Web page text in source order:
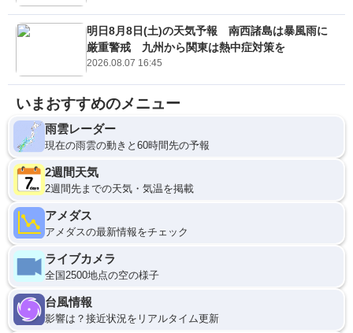
明日8月8日(土)の天気予報 南西諸島は暴風雨に
厳重警戒 九州から関東は熱中症対策を
2026.08.07 16:45
いまおすすめのメニュー
雨雲レーダー
現在の雨雲の動きと60時間先の予報
2週間天気
2週間先までの天気・気温を掲載
アメダス
アメダスの最新情報をチェック
ライブカメラ
全国2500地点の空の様子
台風情報
影響は？接近状況をリアルタイム更新